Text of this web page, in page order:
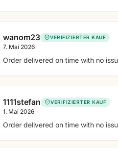
wanom23 VERIFIZIERTER KAUF
7. Mai 2026
Order delivered on time with no
1111stefan VERIFIZIERTER KAUF
1. Mai 2026
Order delivered on time with no